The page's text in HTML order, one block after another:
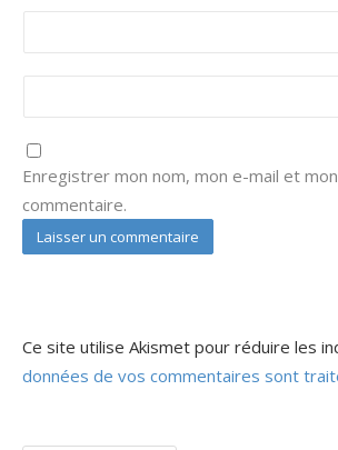
Enregistrer mon nom, mon e-mail et
commentaire.
Ce site utilise Akismet pour réduire les
données de vos commentaires sont